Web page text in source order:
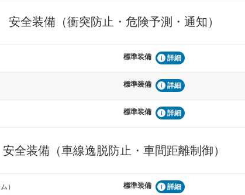
避するプリクラッシュブレ
装備されています。
見えにくい場所に潜む
テムなどが装備されて
います
車間距離制御
ブ・クルーズ・コント
衝撃軽減
ルトなどが装備されて
安全装備（衝突防止・危険予測・通知）
標準装備 詳細
標準装備 詳細
標準装備 詳細
安全装備（車線逸脱防止・車間距離制御）
） 標準装備 詳細